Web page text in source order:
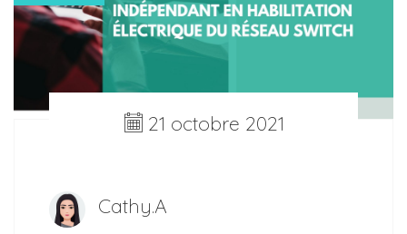
21 octobre 2021
Cathy.A